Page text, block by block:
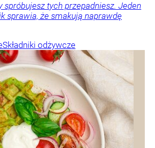
spróbujesz tych przepadniesz. Jeden
sprawia, że smakują naprawdę
Składniki odżywcze